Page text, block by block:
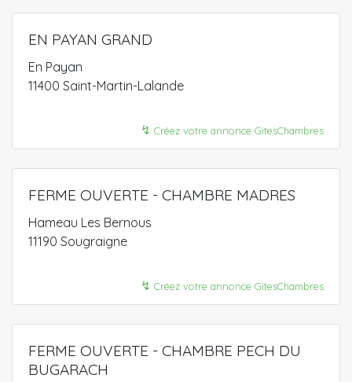
EN PAYAN GRAND
En Payan
11400 Saint-Martin-Lalande
↯ Créez votre annonce GitesChambres
FERME OUVERTE - CHAMBRE MADRES
Hameau Les Bernous
11190 Sougraigne
↯ Créez votre annonce GitesChambres
FERME OUVERTE - CHAMBRE PECH DU
BUGARACH